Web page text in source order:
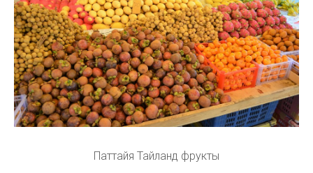
Паттайя Тайланд фрукты